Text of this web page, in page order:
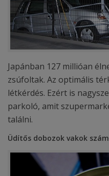
Japánban 127 millióan
zsúfoltak. Az optimális
létkérdés. Ezért is
parkoló, amit
találni.
Üdítős dobozok vakok